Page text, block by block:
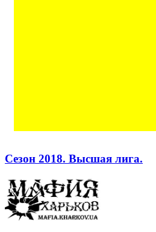
Сезон 2018. Высшая лига.